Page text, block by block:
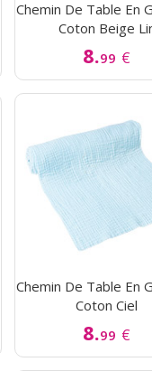
Chemin De Table En
Coton Beige
8.99 €
Chemin De Table En
Coton Ciel
8.99 €